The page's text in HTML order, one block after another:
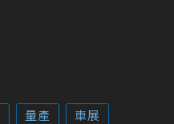
量產 車展